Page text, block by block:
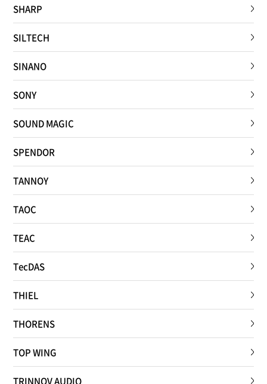
SHARP
SILTECH
SINANO
SONY
SOUND MAGIC
SPENDOR
TANNOY
TAOC
TEAC
TecDAS
THIEL
THORENS
TOP WING
TRINNOV AUDIO